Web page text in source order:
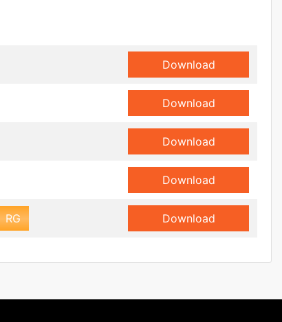
Download
Download
Download
Download
RG Download